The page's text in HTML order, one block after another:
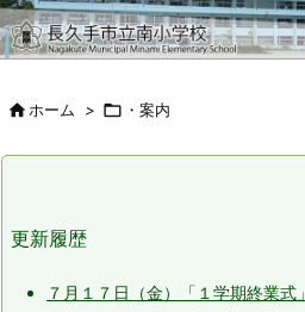
ホーム >  ・案内
更新履歴
７月１７日（金）「１学期終業式」